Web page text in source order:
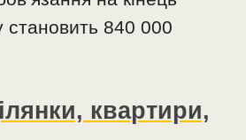
становить 840 000
квартири,